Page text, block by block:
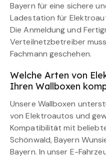
Bayern für eine sichere
Ladestation für
Die Anmeldung und
Verteilnetzbetreiber
Fachmann geschehen.
Welche Arten von
Ihren Wallboxen
Unsere Wallboxen
von Elektroautos und
Kompatibilität mit
Schönwald, Bayern
Bayern. In unser E-